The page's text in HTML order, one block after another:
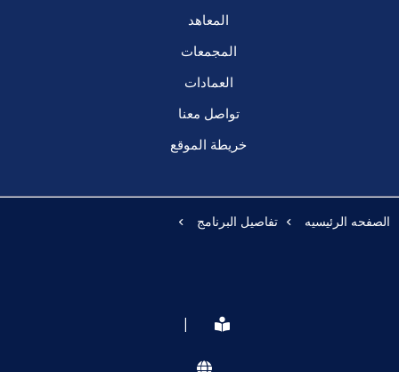
المعاهد
المجمعات
العمادات
تواصل معنا
خريطة الموقع
الصفحه الرئيسيه تفاصيل البرنامج
|